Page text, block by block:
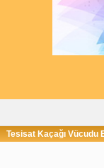
Tesisat Kaçağı Vücudu